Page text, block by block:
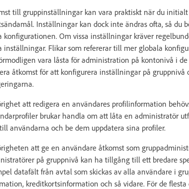
till gruppinställningar kan vara praktiskt när du
Inställningar kan dock inte ändras ofta, så du
konfigurationen. Om vissa inställningar kräver
inställningar. Flikar som refererar till mer globala
vara låsta för administration på kontonivå i
åtkomst för att konfigurera inställningar på gruppnivå
att redigera en användares profilinformation
brukar handla om att låta en administratör
användarna och be dem uppdatera sina profiler.
att ge en användare åtkomst som
på gruppnivå kan ha tillgång till ett bredare
datafält från avtal som skickas av alla användare i
kreditkortsinformation och så vidare. För de